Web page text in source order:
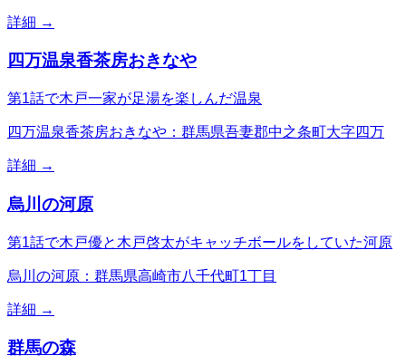
詳細 →
四万温泉香茶房おきなや
第1話で木戸一家が足湯を楽しんだ温泉
四万温泉香茶房おきなや：群馬県吾妻郡中之条町大字四万
詳細 →
烏川の河原
第1話で木戸優と木戸啓太がキャッチボールをしていた河原
烏川の河原：群馬県高崎市八千代町1丁目
詳細 →
群馬の森